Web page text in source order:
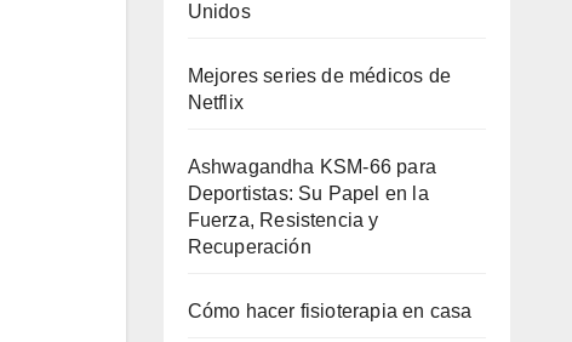
Unidos
Mejores series de médicos de
Netflix
Ashwagandha KSM-66 para
Deportistas: Su Papel en la
Fuerza, Resistencia y
Recuperación
Cómo hacer fisioterapia en casa